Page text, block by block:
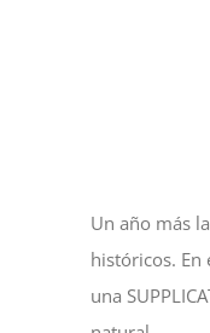
Un año más
históricos. En
una